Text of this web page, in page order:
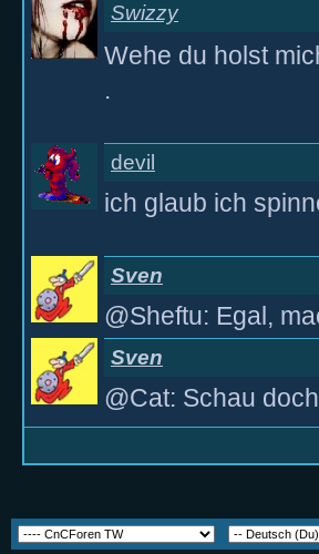
Swizzy
Wehe du holst
.
devil
ich glaub ich
Sven
@Sheftu: Egal,
Sven
@Cat: Schau